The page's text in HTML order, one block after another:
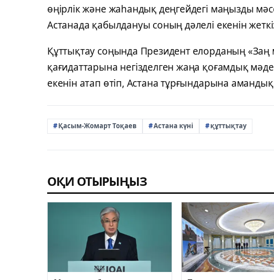
өңірлік және жаһандық деңгейдегі маңызды
Астанада қабылдануы соның дәлелі екенін
Құттықтау соңында Президент елорданың «Заң
қағидаттарына негізделген жаңа қоғамдық
екенін атап өтіп, Астана тұрғындарына амандық
Қасым-Жомарт Тоқаев Астана күні құттықтау
ОҚИ ОТЫРЫҢЫЗ